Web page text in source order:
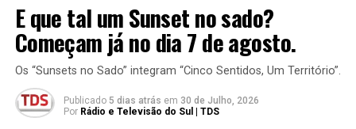
E que tal um Sunset no sado?
Começam já no dia 7 de agosto.
Os “Sunsets no Sado” integram “Cinco Sentidos, Um Território”.
Publicado 5 dias atrás em 30 de Julho, 2026
Por Rádio e Televisão do Sul | TDS